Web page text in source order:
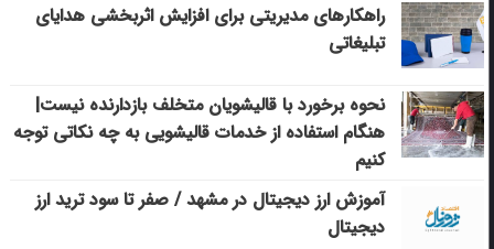
راهکارهای مدیریتی برای افزایش اثربخشی هدایای
تبلیغاتی
نحوه برخورد با قالیشویان متخلف بازدارنده نیست|
هنگام استفاده از خدمات قالیشویی به چه نکاتی توجه
کنیم
آموزش ارز دیجیتال در مشهد / صفر تا سود ترید ارز
دیجیتال